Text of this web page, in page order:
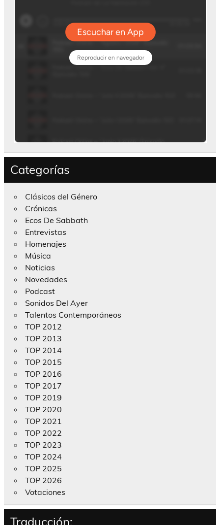
Categorías
Clásicos del Género
Crónicas
Ecos De Sabbath
Entrevistas
Homenajes
Música
Noticias
Novedades
Podcast
Sonidos Del Ayer
Talentos Contemporáneos
TOP 2012
TOP 2013
TOP 2014
TOP 2015
TOP 2016
TOP 2017
TOP 2019
TOP 2020
TOP 2021
TOP 2022
TOP 2023
TOP 2024
TOP 2025
TOP 2026
Votaciones
Traducción: